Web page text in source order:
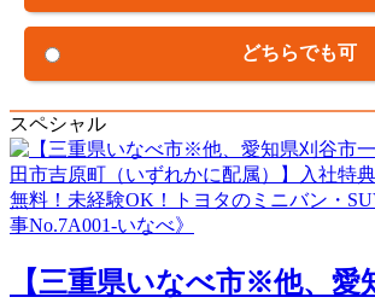
どちらでも可
スペシャル
【三重県いなべ市※他、愛